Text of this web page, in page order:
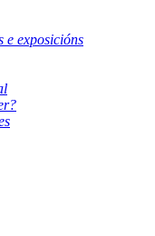
e exposicións